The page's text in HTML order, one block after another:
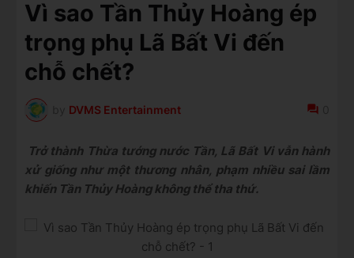
Vì sao Tần Thủy Hoàng ép
trọng phụ Lã Bất Vi đến
chỗ chết?
DVMS Entertainment
Trở thành Thừa tướng nước Tần, Lã Bất Vi vẫn hành
xử giống như một thương nhân, phạm nhiều sai lầm
khiến Tần Thủy Hoàng không thể tha thứ.